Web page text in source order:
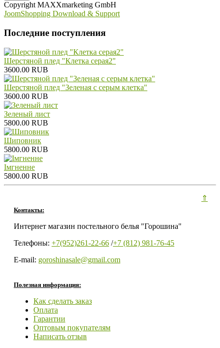
Copyright MAXXmarketing GmbH
JoomShopping Download & Support
Последние поступления
Шерстяной плед "Клетка серая2"
3600.00 RUB
Шерстяной плед "Зеленая с серым клетка"
3600.00 RUB
Зеленый лист
5800.00 RUB
Шиповник
5800.00 RUB
Iмгненне
5800.00 RUB
Контакты:
Интернет магазин постельного белья "Горошина"
Телефоны: +7(952)261-22-66 /+7 (812) 981-76-45
E-mail: goroshinasale@gmail.com
Полезная информация:
Как сделать заказ
Оплата
Гарантии
Оптовым покупателям
Написать отзыв
⇑